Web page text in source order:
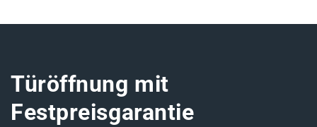
Türöffnung mit
Festpreisgarantie